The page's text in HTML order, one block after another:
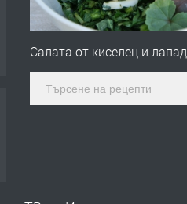
Салата от киселец и лапад